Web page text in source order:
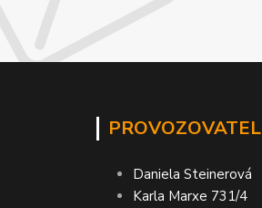
PROVOZOVATEL
Daniela Steinerová
Karla Marxe 731/4